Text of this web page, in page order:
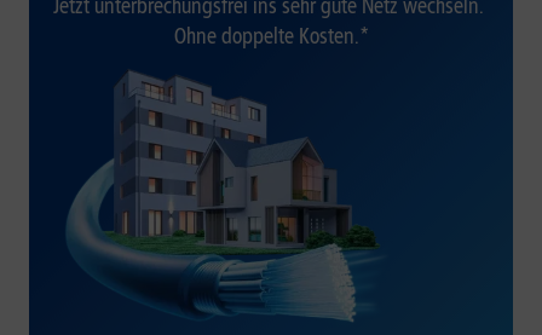
Jetzt unterbrechungsfrei ins sehr gute Netz wechseln.
Ohne doppelte Kosten.*